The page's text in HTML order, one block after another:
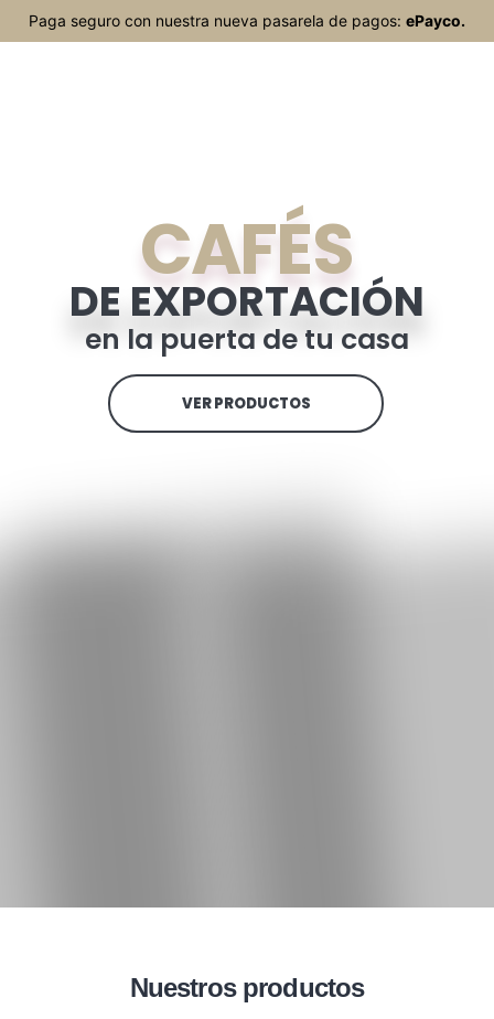
Paga seguro con nuestra nueva pasarela de pagos: ePayco.
CAFÉS
DE EXPORTACIÓN
en la puerta de tu casa
VER PRODUCTOS
Nuestros productos